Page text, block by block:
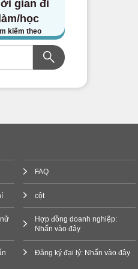
gian đi
học
kiếm theo
FAQ
cột
Hợp đồng doanh nghiệp:
Nhấn vào đây
Đăng ký đại lý: Nhấn vào đây